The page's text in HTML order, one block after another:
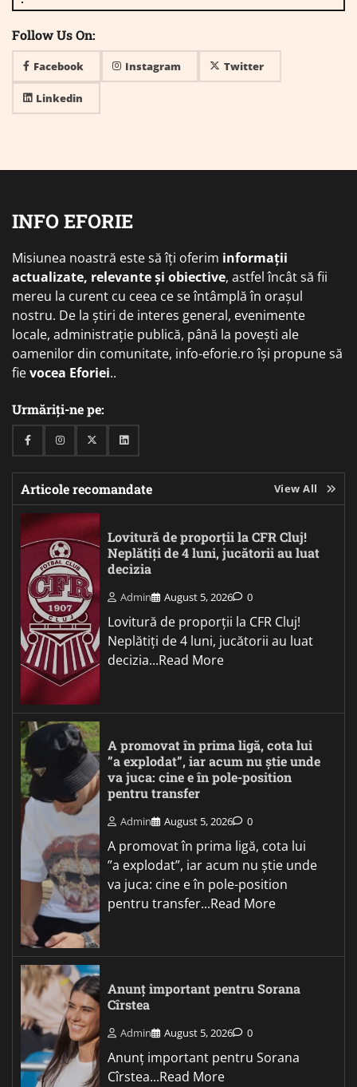
Follow Us On:
Facebook Instagram Twitter
Linkedin
INFO EFORIE
Misiunea noastră este să îți oferim informații
actualizate, relevante și obiective, astfel încât să fii
mereu la curent cu ceea ce se întâmplă în orașul
nostru. De la știri de interes general, evenimente
locale, administrație publică, până la povești ale
oamenilor din comunitate, info-eforie.ro își propune să
fievocea Eforiei..
Urmăriți-ne pe:
FacebookInstagramTwitterLinkedin
Articole recomandate View All
Lovitură de proporții la CFR Cluj!
Neplătiți de 4 luni, jucătorii au luat
decizia
Admin August 5, 2026 0
Lovitură de proporții la CFR Cluj!
Neplătiți de 4 luni, jucătorii au luat
decizia...Read More
A promovat în prima ligă, cota lui
”a explodat”, iar acum nu știe unde
va juca: cine e în pole-position
pentru transfer
Admin August 5, 2026 0
A promovat în prima ligă, cota lui
”a explodat”, iar acum nu știe unde
va juca: cine e în pole-position
pentru transfer...Read More
Anunț important pentru Sorana
Cîrstea
Admin August 5, 2026 0
Anunț important pentru Sorana
Cîrstea...Read More